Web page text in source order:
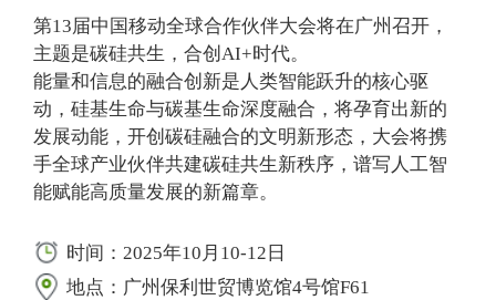
第13届中国移动全球合作伙伴大会将在广州召开，
主题是碳硅共生，合创AI+时代。
能量和信息的融合创新是人类智能跃升的核心驱
动，硅基生命与碳基生命深度融合，将孕育出新的
发展动能，开创碳硅融合的文明新形态，大会将携
手全球产业伙伴共建碳硅共生新秩序，谱写人工智
能赋能高质量发展的新篇章。
时间：2025年10月10-12日
地点：广州保利世贸博览馆4号馆F61